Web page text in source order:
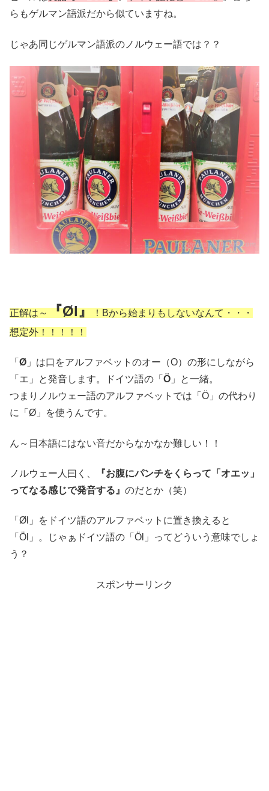
らもゲルマン語派だから似ていますね。
じゃあ同じゲルマン語派のノルウェー語では？？
正解は～『Øl』 ！Bから始まりもしないなんて・・・
想定外！！！！！
「 Ø 」は口をアルファベットのオー（O）の形にしながら
「エ」と発音します。ドイツ語の「 Ö 」と一緒。
つまりノルウェー語のアルファベットでは「Ö」の代わり
に「Ø」を使うんです。
ん～日本語にはない音だからなかなか難しい！！
ノルウェー人曰く、
『お腹にパンチをくらって「オエッ」
ってなる感じで発音する』 のだとか（笑）
「Øl」をドイツ語のアルファベットに置き換えると
「Öl」。じゃぁドイツ語の「Öl」ってどういう意味でしょ
う？
スポンサーリンク